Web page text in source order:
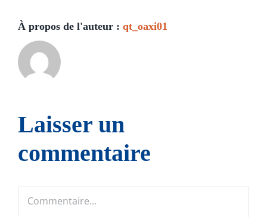
À propos de l'auteur : qt_oaxi01
Laisser un
commentaire